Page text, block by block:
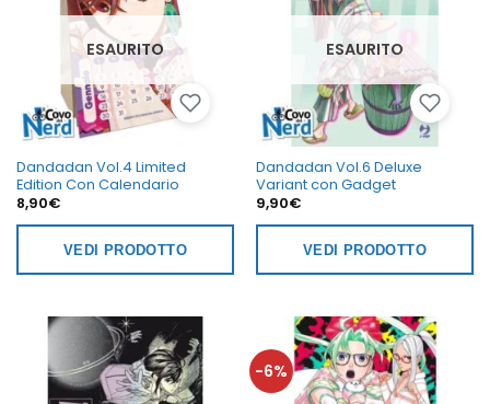
ESAURITO
Dandadan Vol.4 Limited
Edition Con Calendario
8,90€
VEDI PRODOTTO
ESAURITO
Dandadan Vol.6 Deluxe
Variant con Gadget
9,90€
VEDI PRODOTTO
-6%